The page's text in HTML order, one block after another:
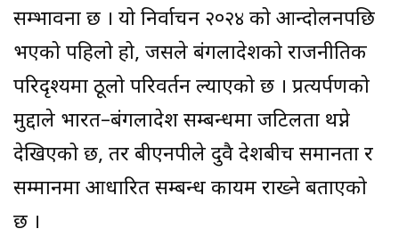
सम्भावना छ । यो निर्वाचन २०२४ को आन्दोलनपछि
भएको पहिलो हो, जसले बंगलादेशको राजनीतिक
परिदृश्यमा ठूलो परिवर्तन ल्याएको छ । प्रत्यर्पणको
मुद्दाले भारत–बंगलादेश सम्बन्धमा जटिलता थप्ने
देखिएको छ, तर बीएनपीले दुवै देशबीच समानता र
सम्मानमा आधारित सम्बन्ध कायम राख्ने बताएको
छ ।